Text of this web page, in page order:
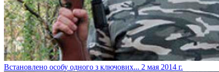
Встановлено особу одного з ключових... 2 мая 2014 г.